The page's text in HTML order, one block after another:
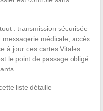
: transmission sécurisée
médicale, accès
à jour des cartes Vitales.
le point de passage obligé
liste détaille